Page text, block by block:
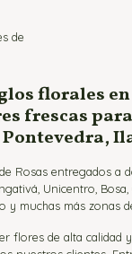
de
florales
frescas
Rosas entregados a
Unicentro,
y muchas más zonas
flores de alta calidad